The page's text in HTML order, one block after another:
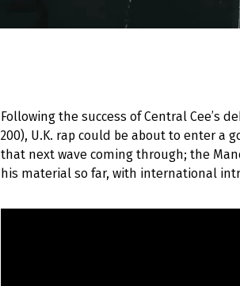
Following the success of Central Cee’s
200), U.K. rap could be about to enter a
that next wave coming through; the
his material so far, with international